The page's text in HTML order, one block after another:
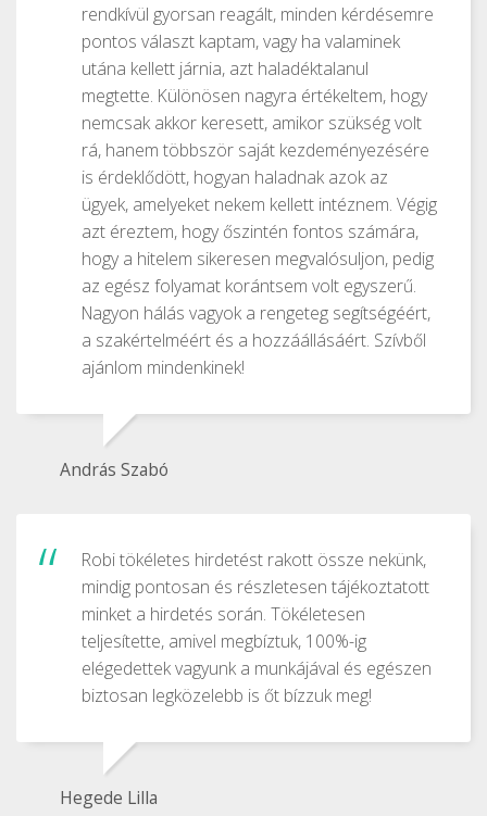
rendkívül gyorsan reagált, minden kérdésemre
pontos választ kaptam, vagy ha valaminek
utána kellett járnia, azt haladéktalanul
megtette. Különösen nagyra értékeltem, hogy
nemcsak akkor keresett, amikor szükség volt
rá, hanem többször saját kezdeményezésére
is érdeklődött, hogyan haladnak azok az
ügyek, amelyeket nekem kellett intéznem. Végig
azt éreztem, hogy őszintén fontos számára,
hogy a hitelem sikeresen megvalósuljon, pedig
az egész folyamat korántsem volt egyszerű.
Nagyon hálás vagyok a rengeteg segítségéért,
a szakértelméért és a hozzáállásáért. Szívből
ajánlom mindenkinek!
András Szabó
Robi tökéletes hirdetést rakott össze nekünk,
mindig pontosan és részletesen tájékoztatott
minket a hirdetés során. Tökéletesen
teljesítette, amivel megbíztuk, 100%-ig
elégedettek vagyunk a munkájával és egészen
biztosan legközelebb is őt bízzuk meg!
Hegede Lilla